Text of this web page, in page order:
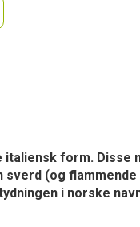
form. Disse
(og
i norske